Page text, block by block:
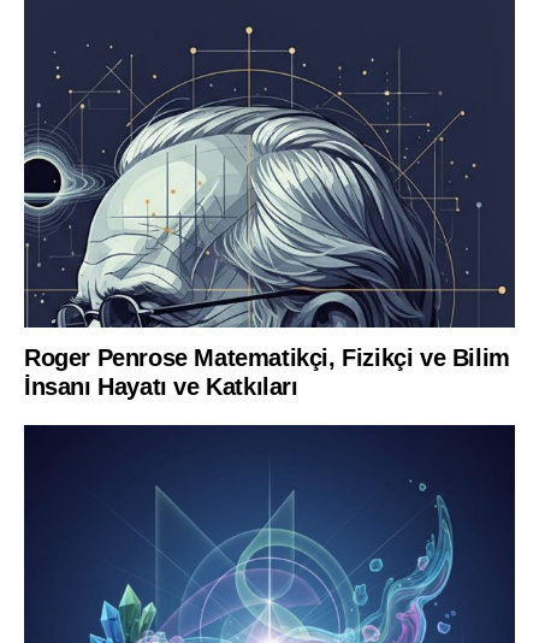
Roger Penrose Matematikçi, Fizikçi ve Bilim
İnsanı Hayatı ve Katkıları